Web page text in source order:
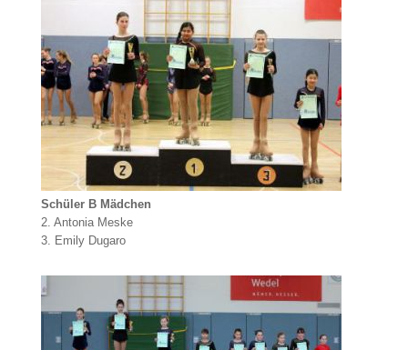
Schüler B Mädchen
2. Antonia Meske
3. Emily Dugaro